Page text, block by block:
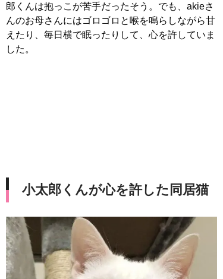
郎くんは抱っこが苦手だったそう。でも、akieさ
んのお母さんにはゴロゴロと喉を鳴らしながら甘
えたり、毎日横で眠ったりして、心を許していま
した。
小太郎くんが心を許した同居猫